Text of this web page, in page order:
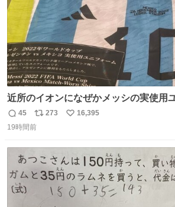
近所のイオンになぜかメッシの実使用
てあっておもろい
返
信
45
リ
ポ
ト
273
い
数
16,395
19時間前